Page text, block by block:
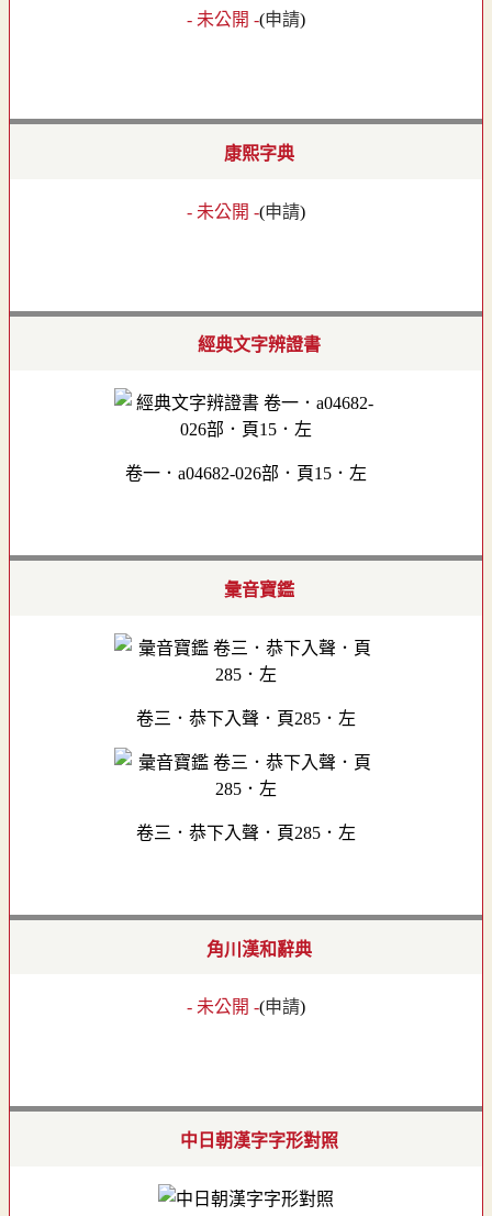
- 未公開 -(申請)
康熙字典
- 未公開 -(申請)
經典文字辨證書
卷一．a04682-026部．頁15．左
彙音寶鑑
卷三．恭下入聲．頁285．左
卷三．恭下入聲．頁285．左
角川漢和辭典
- 未公開 -(申請)
中日朝漢字字形對照